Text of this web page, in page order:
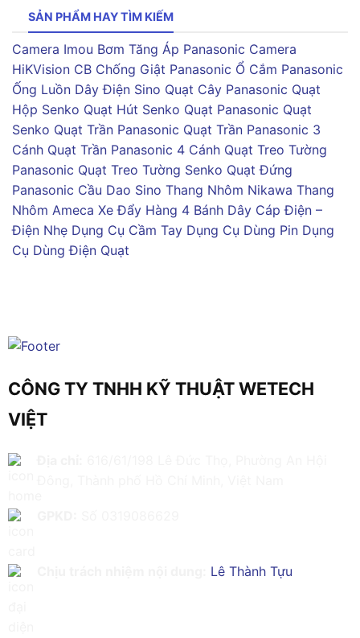
SẢN PHẨM HAY TÌM KIẾM
Camera Imou Bơm Tăng Áp Panasonic Camera
HiKVision CB Chống Giật Panasonic Ổ Cắm Panasonic
Ống Luồn Dây Điện Sino Quạt Cây Panasonic Quạt
Hộp Senko Quạt Hút Senko Quạt Panasonic Quạt
Senko Quạt Trần Panasonic Quạt Trần Panasonic 3
Cánh Quạt Trần Panasonic 4 Cánh Quạt Treo Tường
Panasonic Quạt Treo Tường Senko Quạt Đứng
Panasonic Cầu Dao Sino Thang Nhôm Nikawa Thang
Nhôm Ameca Xe Đẩy Hàng 4 Bánh Dây Cáp Điện –
Điện Nhẹ Dụng Cụ Cầm Tay Dụng Cụ Dùng Pin Dụng
Cụ Dùng Điện Quạt
CÔNG TY TNHH KỸ THUẬT WETECH
VIỆT
Lê Thành Tựu